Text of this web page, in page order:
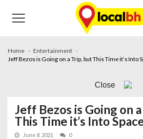
navigation
content
Home
Entertainment
Jeff Bezos is Going on a Trip, but This Time it’s Into
Close
Jeff Bezos is Going on
This Time it’s Into
June 8, 2021 0